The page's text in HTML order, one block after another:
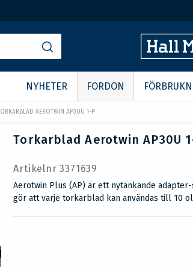
NYHETER FORDON
AEROTWIN AP30U 1-P
Torkarblad Aerotwin AP30U
Artikelnr 3371639
Aerotwin Plus (AP) är ett nytänkande
gör att varje torkarblad kan användas till 10